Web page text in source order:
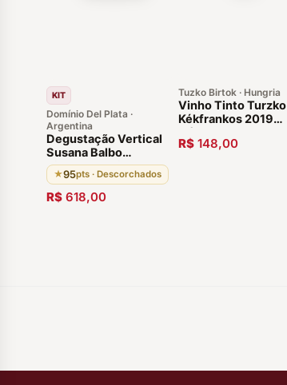
KIT
Domínio Del Plata ·
Argentina
Degustação Vertical
Susana Balbo
Signature Brioso 03
Garrafas 95 pontos
Região Agrelo, Luján
de Cuyo Agentina
★95pts · Descorchados
R$ 618,00
Tuzko Birtok · Hungria
Vinho Tinto Turzko
Kékfrankos 2019
Húngaro
R$ 148,00